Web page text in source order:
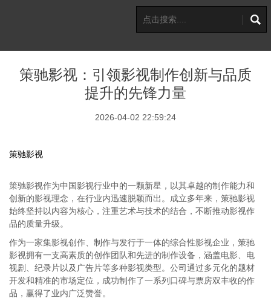
策驰影视：引领影视制作创新与品质
提升的先锋力量
2026-04-02 22:59:24
策驰影视
策驰影视作为中国影视行业中的一颗新星，以其卓越的制作能力和
创新的影视理念，在行业内迅速脱颖而出。成立多年来，策驰影视
始终坚持以内容为核心，注重艺术与技术的结合，不断推动影视作
品的质量升级。
作为一家集影视创作、制作与发行于一体的综合性影视企业，策驰
影视拥有一支高素质的创作团队和先进的制作设备，涵盖电影、电
视剧、纪录片以及广告片等多种影视类型。公司通过多元化的题材
开发和精准的市场定位，成功制作了一系列口碑与票房双丰收的作
品，赢得了业内广泛赞誉。